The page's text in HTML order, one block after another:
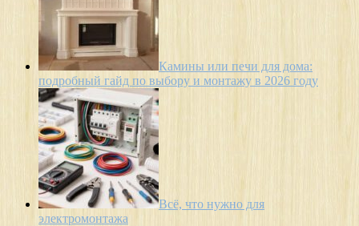
Камины или печи для дома:
подробный гайд по выбору и монтажу в 2026 году
Всё, что нужно для
электромонтажа